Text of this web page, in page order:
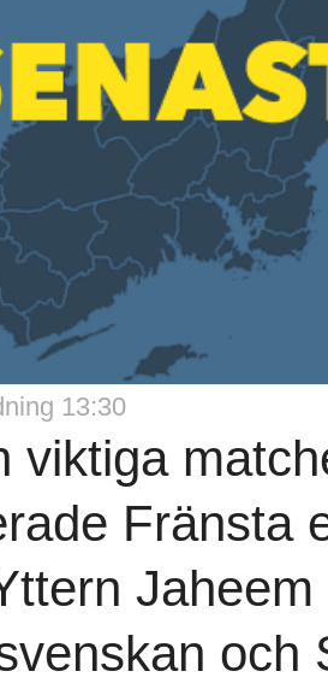
13:30
viktiga
Fränsta
och